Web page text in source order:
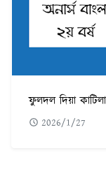
ফুলদল দিয়া
2026/1/27